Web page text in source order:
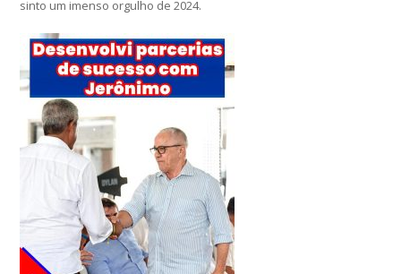
sinto um imenso orgulho de 2024.